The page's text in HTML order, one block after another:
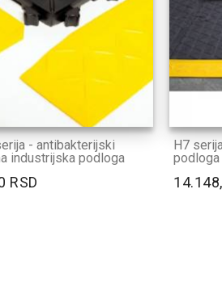
- antibakterijski
industrijska podloga
RSD
H7
podloga